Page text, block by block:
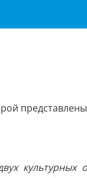
культурных